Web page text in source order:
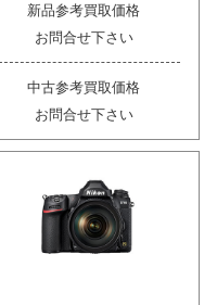
新品参考買取価格
お問合せ下さい
中古参考買取価格
お問合せ下さい